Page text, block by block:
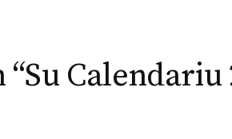
Calendariu